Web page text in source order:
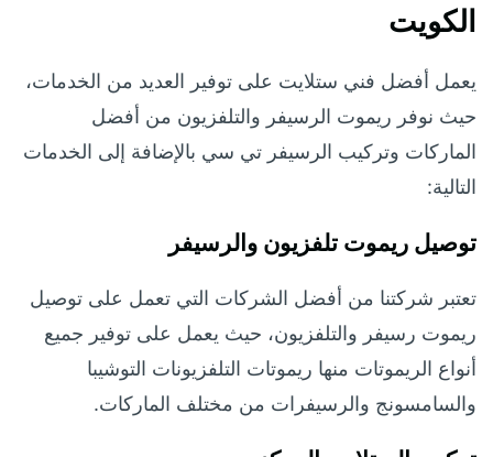
الكويت
يعمل أفضل فني ستلايت على توفير العديد من الخدمات،
حيث نوفر ريموت الرسيفر والتلفزيون من أفضل
الماركات وتركيب الرسيفر تي سي بالإضافة إلى الخدمات
التالية:
توصيل ريموت تلفزيون والرسيفر
تعتبر شركتنا من أفضل الشركات التي تعمل على توصيل
ريموت رسيفر والتلفزيون، حيث يعمل على توفير جميع
أنواع الريموتات منها ريموتات التلفزيونات التوشيبا
والسامسونج والرسيفرات من مختلف الماركات.